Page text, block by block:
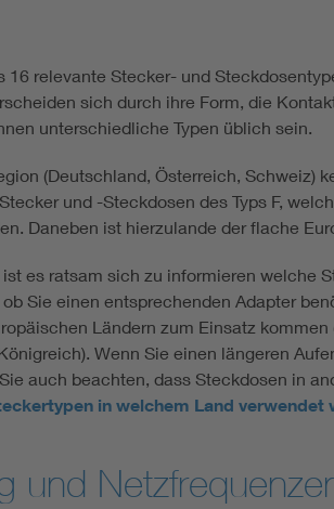
16 relevante Stecker- und
sich durch ihre Form, die
unterschiedliche Typen üblich sein.
(Deutschland, Österreich, Schweiz)
und -Steckdosen des Typs F,
Daneben ist hierzulande der flache
ist es ratsam sich zu informieren welche
Sie einen entsprechenden Adapter
Ländern zum Einsatz
Wenn Sie einen längeren
auch beachten, dass Steckdosen in
in welchem Land verwendet
und